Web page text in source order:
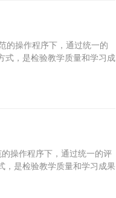
的操作程序下，通过统一的
式，是检验教学质量和学习成
参加考级人员的全面发展具
操作程序下，通过统一的评
，是检验教学质量和学习成果
参加考级人员的全面发展具